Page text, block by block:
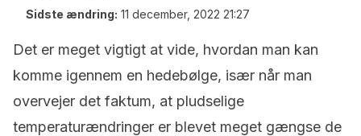
Sidste ændring: 11 december, 2022 21:27
Det er meget vigtigt at vide, hvordan man kan
komme igennem en hedebølge, især når man
overvejer det faktum, at pludselige
temperaturændringer er blevet meget gængse de